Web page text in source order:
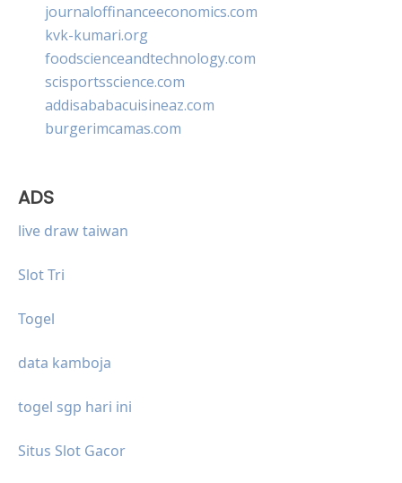
journaloffinanceeconomics.com
kvk-kumari.org
foodscienceandtechnology.com
scisportsscience.com
addisababacuisineaz.com
burgerimcamas.com
ADS
live draw taiwan
Slot Tri
Togel
data kamboja
togel sgp hari ini
Situs Slot Gacor